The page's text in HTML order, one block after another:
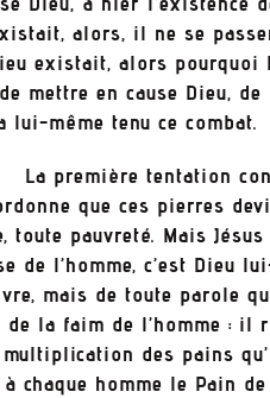
alors, il ne se
existait, alors pourquoi
mettre en cause Dieu,
lui-même tenu ce combat.
tentation
que ces pierres
toute pauvreté. Mais
de l’homme, c’est Dieu
mais de toute parole
de la faim de l’homme : il
des pains
chaque homme le Pain de